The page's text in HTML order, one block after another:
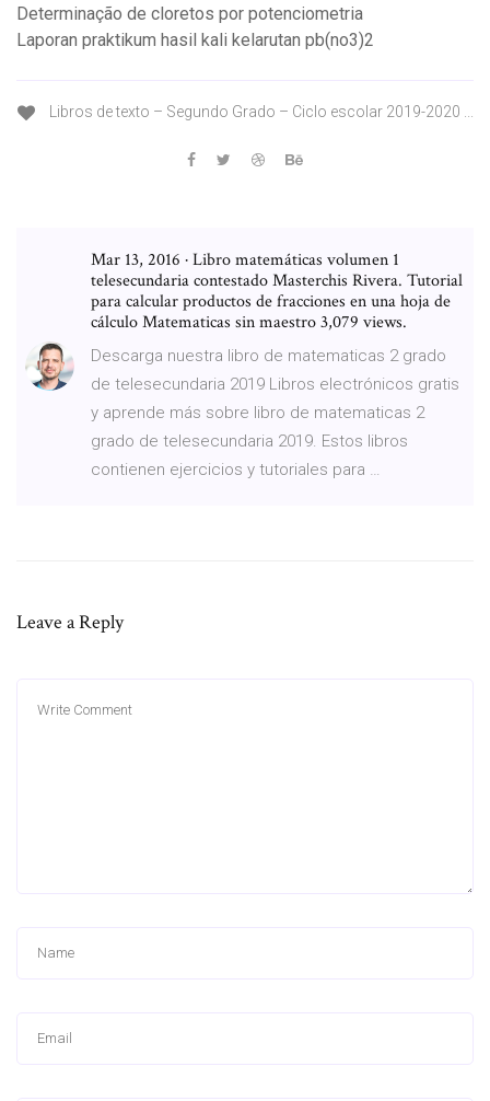
Determinação de cloretos por potenciometria
Laporan praktikum hasil kali kelarutan pb(no3)2
Libros de texto – Segundo Grado – Ciclo escolar 2019-2020 ...
Mar 13, 2016 · Libro matemáticas volumen 1
telesecundaria contestado Masterchis Rivera. Tutorial
para calcular productos de fracciones en una hoja de
cálculo Matematicas sin maestro 3,079 views.
Descarga nuestra libro de matematicas 2 grado
de telesecundaria 2019 Libros electrónicos gratis
y aprende más sobre libro de matematicas 2
grado de telesecundaria 2019. Estos libros
contienen ejercicios y tutoriales para …
Leave a Reply